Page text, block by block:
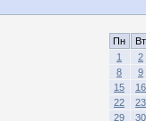
Пн
Вт
1
2
8
9
15
16
22
23
29
30